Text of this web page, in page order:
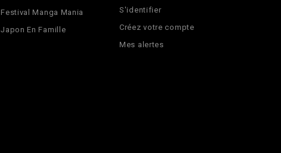
Festival Manga Mania
Japon En Famille
S'identifier
Créez votre compte
Mes alertes